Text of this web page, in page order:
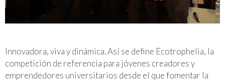
Innovadora, viva y dinámica. Así se define Ecotrophelia, la
competición de referencia para jóvenes creadores y
emprendedores universitarios desde el que fomentar la